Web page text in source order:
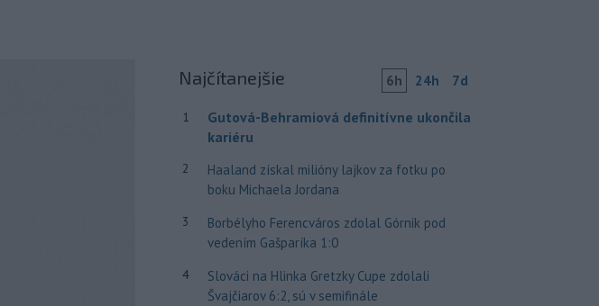
Najčítanejšie 6h 24h 7d
1
Gutová-Behramiová definitívne ukončila
kariéru
2
Haaland získal milióny lajkov za fotku po
boku Michaela Jordana
3
Borbélyho Ferencváros zdolal Górnik pod
vedením Gašparíka 1:0
4
Slováci na Hlinka Gretzky Cupe zdolali
Švajčiarov 6:2, sú v semifinále